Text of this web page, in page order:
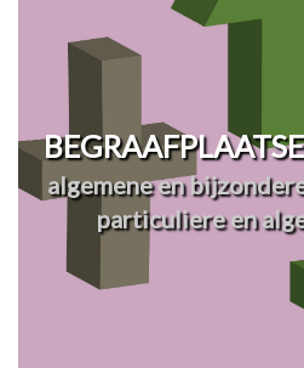
algemene en
particuliere en